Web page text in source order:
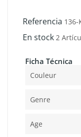
Referencia 136-
En stock 2
Ficha Técnica
Couleur
Genre
Age